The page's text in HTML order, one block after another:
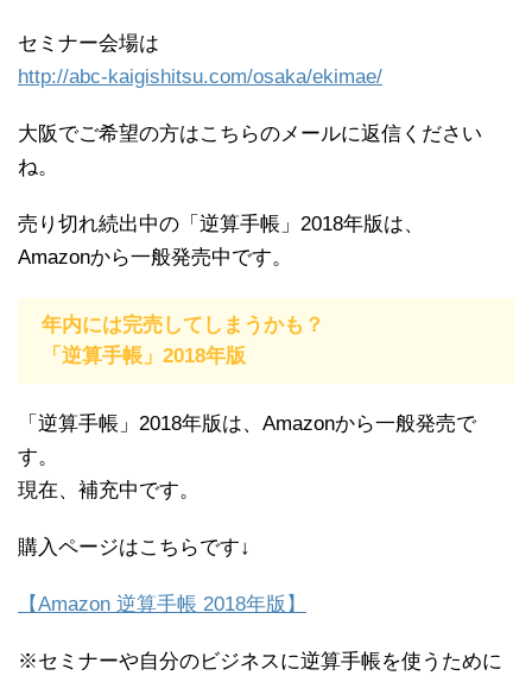
セミナー会場は
http://abc-kaigishitsu.com/osaka/ekimae/
大阪でご希望の方はこちらのメールに返信ください
ね。
売り切れ続出中の「逆算手帳」2018年版は、
Amazonから一般発売中です。
年内には完売してしまうかも？
「逆算手帳」2018年版
「逆算手帳」2018年版は、Amazonから一般発売で
す。
現在、補充中です。
購入ページはこちらです↓
【Amazon 逆算手帳 2018年版】
※セミナーや自分のビジネスに逆算手帳を使うために